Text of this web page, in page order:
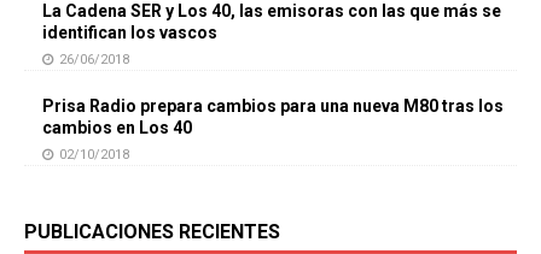
La Cadena SER y Los 40, las emisoras con las que más se
identifican los vascos
26/06/2018
Prisa Radio prepara cambios para una nueva M80 tras los
cambios en Los 40
02/10/2018
PUBLICACIONES RECIENTES